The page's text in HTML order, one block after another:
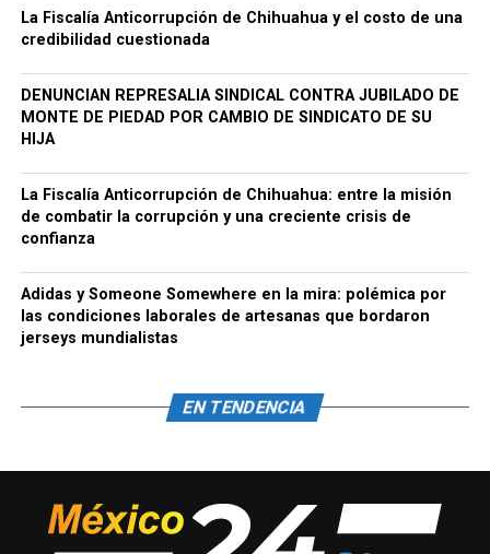
La Fiscalía Anticorrupción de Chihuahua y el costo de una
credibilidad cuestionada
DENUNCIAN REPRESALIA SINDICAL CONTRA JUBILADO DE
MONTE DE PIEDAD POR CAMBIO DE SINDICATO DE SU
HIJA
La Fiscalía Anticorrupción de Chihuahua: entre la misión
de combatir la corrupción y una creciente crisis de
confianza
Adidas y Someone Somewhere en la mira: polémica por
las condiciones laborales de artesanas que bordaron
jerseys mundialistas
EN TENDENCIA